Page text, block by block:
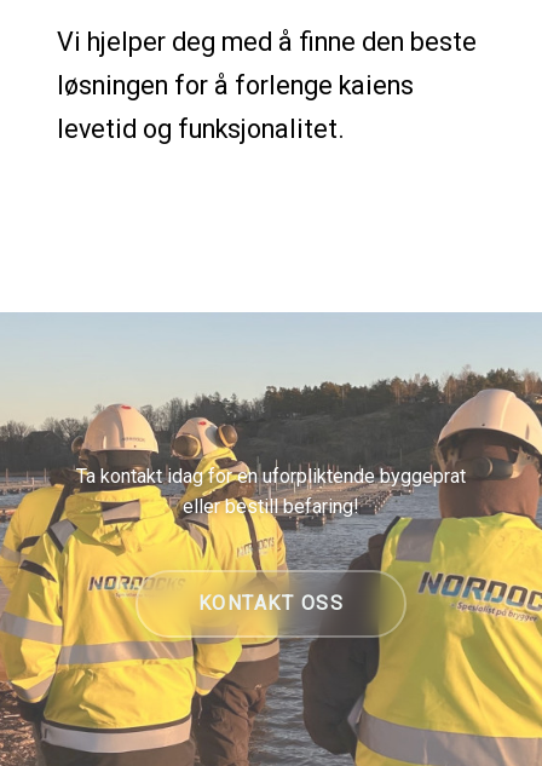
Vi hjelper deg med å finne den beste
løsningen for å forlenge kaiens
levetid og funksjonalitet.
Ta kontakt idag for en uforpliktende byggeprat
eller bestill befaring!
KONTAKT OSS